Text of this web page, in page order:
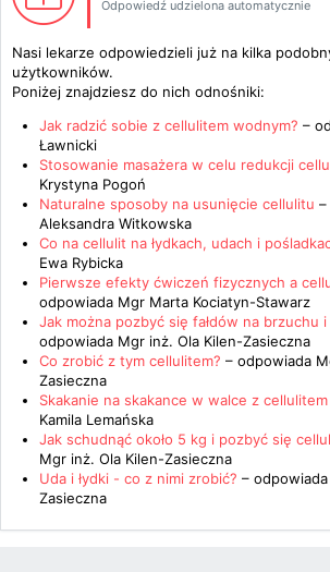
Odpowiedź udzielona automatycznie
Nasi lekarze odpowiedzieli już na kilka
użytkowników.
Poniżej znajdziesz do nich odnośniki:
Jak radzić sobie z cellulitem wodnym? –
Ławnicki
Stosowanie masażera w celu redukcji
Krystyna Pogoń
Naturalne sposoby na usunięcie cellulitu
Aleksandra Witkowska
Co na cellulit na łydkach, udach i
Ewa Rybicka
Pierwsze efekty ćwiczeń fizycznych a
odpowiada Mgr Marta Kociatyn-Stawarz
Jak można pozbyć się fałdów na brzuchu
odpowiada Mgr inż. Ola Kilen-Zasieczna
Co zrobić z tym cellulitem? – odpowiada
Zasieczna
Skakanie na skakance w walce z cellulitem
Kamila Lemańska
Jak schudnąć około 5 kg i pozbyć się
Mgr inż. Ola Kilen-Zasieczna
Uda i łydki - co z nimi zrobić? – odpowiada
Zasieczna